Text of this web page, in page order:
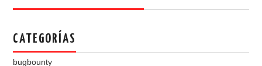
CATEGORÍAS
bugbounty